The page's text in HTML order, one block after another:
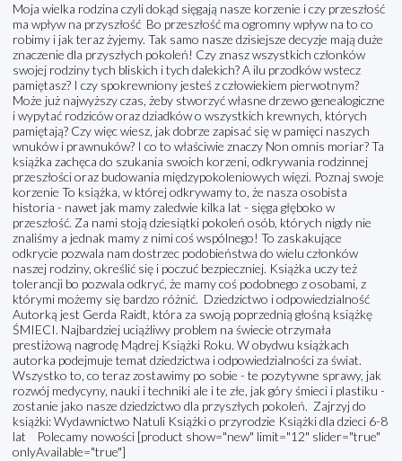
Moja wielka rodzina czyli dokąd sięgają nasze korzenie i czy przeszłość
ma wpływ na przyszłość Bo przeszłość ma ogromny wpływ na to co
robimy i jak teraz żyjemy. Tak samo nasze dzisiejsze decyzje mają duże
znaczenie dla przyszłych pokoleń! Czy znasz wszystkich członków
swojej rodziny tych bliskich i tych dalekich? A ilu przodków wstecz
pamiętasz? I czy spokrewniony jesteś z człowiekiem pierwotnym?
Może już najwyższy czas, żeby stworzyć własne drzewo genealogiczne
i wypytać rodziców oraz dziadków o wszystkich krewnych, których
pamiętają? Czy więc wiesz, jak dobrze zapisać się w pamięci naszych
wnuków i prawnuków? I co to właściwie znaczy Non omnis moriar? Ta
książka zachęca do szukania swoich korzeni, odkrywania rodzinnej
przeszłości oraz budowania międzypokoleniowych więzi. Poznaj swoje
korzenie To książka, w której odkrywamy to, że nasza osobista
historia - nawet jak mamy zaledwie kilka lat - sięga głęboko w
przeszłość. Za nami stoją dziesiątki pokoleń osób, których nigdy nie
znaliśmy a jednak mamy z nimi coś wspólnego! To zaskakujące
odkrycie pozwala nam dostrzec podobieństwa do wielu członków
naszej rodziny, określić się i poczuć bezpieczniej. Książka uczy też
tolerancji bo pozwala odkryć, że mamy coś podobnego z osobami, z
którymi możemy się bardzo różnić. Dziedzictwo i odpowiedzialność
Autorką jest Gerda Raidt, która za swoją poprzednią głośną książkę
ŚMIECI. Najbardziej uciążliwy problem na świecie otrzymała
prestiżową nagrodę Mądrej Książki Roku. W obydwu książkach
autorka podejmuje temat dziedzictwa i odpowiedzialności za świat.
Wszystko to, co teraz zostawimy po sobie - te pozytywne sprawy, jak
rozwój medycyny, nauki i techniki ale i te złe, jak góry śmieci i plastiku -
zostanie jako nasze dziedzictwo dla przyszłych pokoleń. Zajrzyj do
książki: Wydawnictwo Natuli Książki o przyrodzie Książki dla dzieci 6-8
lat Polecamy nowości [product show="new" limit="12" slider="true"
onlyAvailable="true"]